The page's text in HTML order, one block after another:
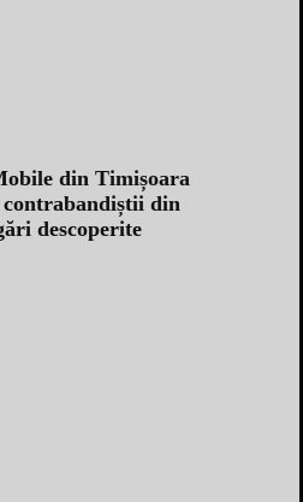
din Timișoara
din
descoperite